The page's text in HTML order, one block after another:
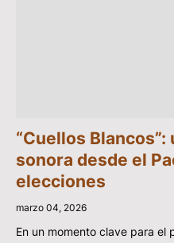
“Cuellos Blancos”:
sonora desde el
elecciones
marzo 04, 2026
En un momento clave para el